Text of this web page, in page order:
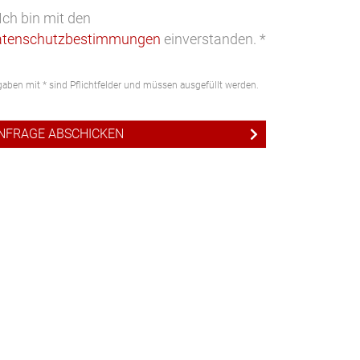
Ich bin mit den
einverstanden. *
mit * sind Pflichtfelder und müssen ausgefüllt werden.